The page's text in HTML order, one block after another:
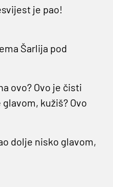
je pao!
Šarlija pod
ovo? Ovo je čisti
kužiš? Ovo
dolje nisko glavom,